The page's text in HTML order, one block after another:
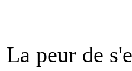
La peur de